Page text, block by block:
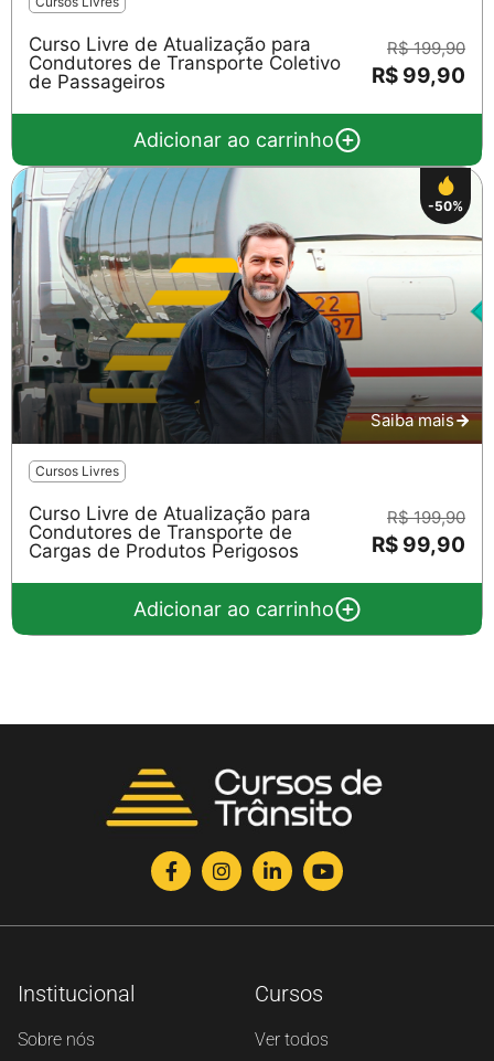
Curso Livre de Atualização para
Condutores de Transporte Coletivo
de Passageiros
R$ 199,90
R$ 99,90
Adicionar ao carrinho
-50%
Saiba mais
Cursos Livres
Curso Livre de Atualização para
Condutores de Transporte de
Cargas de Produtos Perigosos
R$ 199,90
R$ 99,90
Adicionar ao carrinho
Institucional
Sobre nós
Cursos
Ver todos